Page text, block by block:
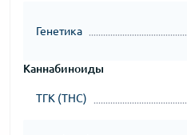
Генетика
Каннабиноиды
ТГК (THC)